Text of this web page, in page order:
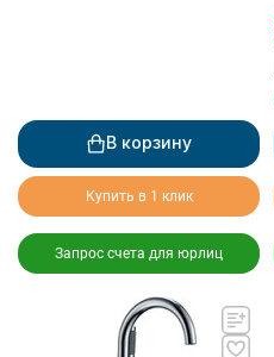
В корзину
Купить в 1 клик
Запрос счета для юрлиц